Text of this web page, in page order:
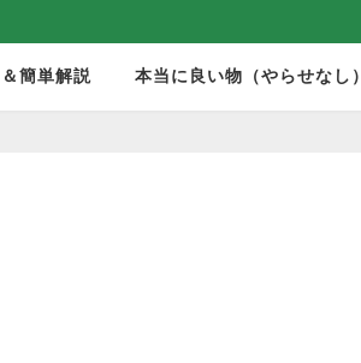
簡単解説 本当に良い物（やらせなし）